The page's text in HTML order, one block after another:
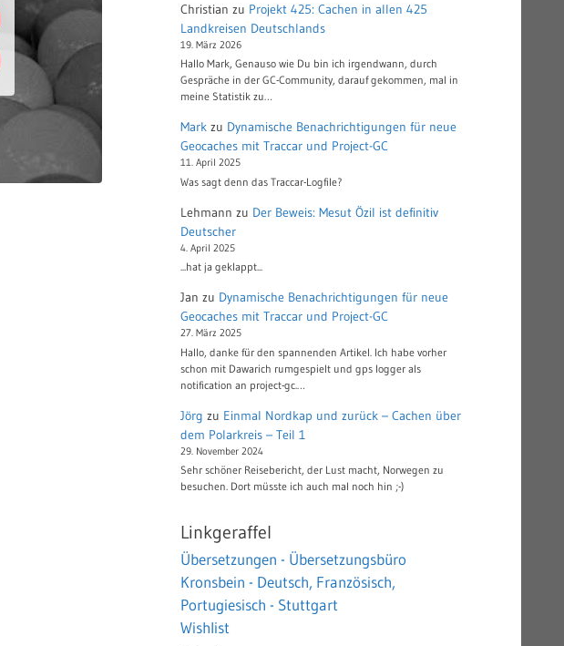
Christian zu Projekt 425: Cachen in allen 425
Landkreisen Deutschlands
19. März 2026
Hallo Mark, Genauso wie Du bin ich irgendwann, durch
Gespräche in der GC-Community, darauf gekommen, mal in
meine Statistik zu…
Mark zu Dynamische Benachrichtigungen für neue
Geocaches mit Traccar und Project-GC
11. April 2025
Was sagt denn das Traccar-Logfile?
Lehmann zu Der Beweis: Mesut Özil ist definitiv
Deutscher
4. April 2025
...hat ja geklappt...
Jan zu Dynamische Benachrichtigungen für neue
Geocaches mit Traccar und Project-GC
27. März 2025
Hallo, danke für den spannenden Artikel. Ich habe vorher
schon mit Dawarich rumgespielt und gps logger als
notification an project-gc.…
Jörg zu Einmal Nordkap und zurück – Cachen über
dem Polarkreis – Teil 1
29. November 2024
Sehr schöner Reisebericht, der Lust macht, Norwegen zu
besuchen. Dort müsste ich auch mal noch hin ;-)
Linkgeraffel
Übersetzungen - Übersetzungsbüro
Kronsbein - Deutsch, Französisch,
Portugiesisch - Stuttgart
Wishlist